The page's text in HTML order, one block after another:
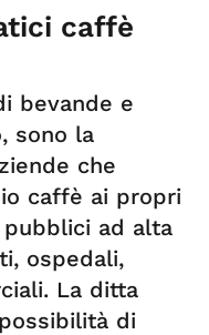
caffè
bevande e
sono la
che
caffè ai propri
ad alta
ospedali,
La ditta
di